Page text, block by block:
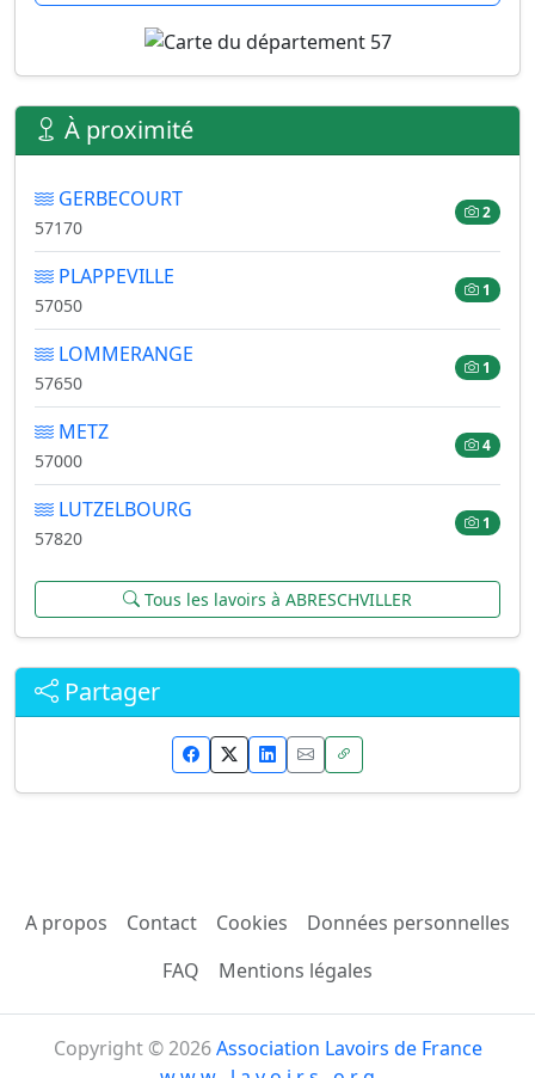
À proximité
GERBECOURT
57170
2
PLAPPEVILLE
57050
1
LOMMERANGE
57650
1
METZ
57000
4
LUTZELBOURG
57820
1
Tous les lavoirs à ABRESCHVILLER
Partager
A propos Contact Cookies
Données personnelles
FAQ
Mentions légales
Copyright © 2026Association Lavoirs de France